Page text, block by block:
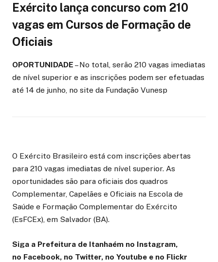
Exército lança concurso com 210
vagas em Cursos de Formação de
Oficiais
OPORTUNIDADE – No total, serão 210 vagas imediatas
de nível superior e as inscrições podem ser efetuadas
até 14 de junho, no site da Fundação Vunesp
O Exército Brasileiro está com inscrições abertas
para 210 vagas imediatas de nível superior. As
oportunidades são para oficiais dos quadros
Complementar, Capelães e Oficiais na Escola de
Saúde e Formação Complementar do Exército
(EsFCEx), em Salvador (BA).
Siga a Prefeitura de Itanhaém no Instagram,
no Facebook, no Twitter, no Youtube e no Flickr